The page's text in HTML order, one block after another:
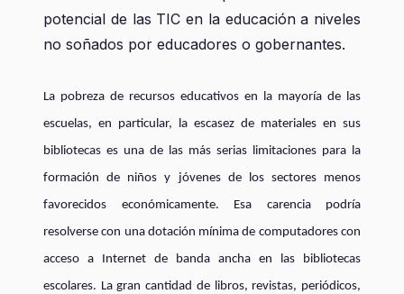
potencial de las TIC en la educación a niveles
no soñados por educadores o gobernantes.
La pobreza de recursos educativos en la mayoría de las
escuelas, en particular, la escasez de materiales en sus
bibliotecas es una de las más serias limitaciones para la
formación de niños y jóvenes de los sectores menos
favorecidos económicamente. Esa carencia podría
resolverse con una dotación mínima de computadores con
acceso a Internet de banda ancha en las bibliotecas
escolares. La gran cantidad de libros, revistas, periódicos,